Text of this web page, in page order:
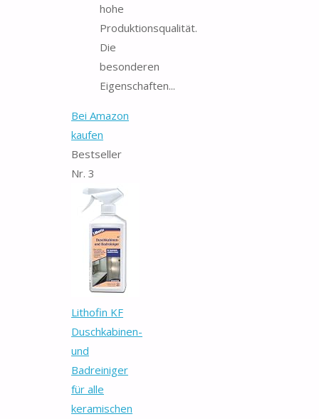
hohe
Produktionsqualität.
Die
besonderen
Eigenschaften...
Bei Amazon
kaufen
Bestseller
Nr. 3
Lithofin KF
Duschkabinen-
und
Badreiniger
für alle
keramischen